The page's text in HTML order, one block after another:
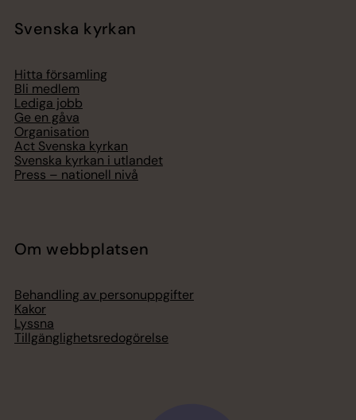
Svenska kyrkan
Hitta församling
Bli medlem
Lediga jobb
Ge en gåva
Organisation
Act Svenska kyrkan
Svenska kyrkan i utlandet
Press – nationell nivå
Om webbplatsen
Behandling av personuppgifter
Kakor
Lyssna
Tillgänglighetsredogörelse